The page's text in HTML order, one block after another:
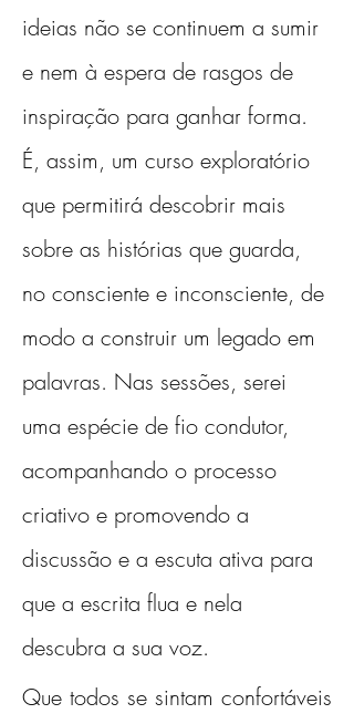
ideias não se continuem a sumir
e nem à espera de rasgos de
inspiração para ganhar forma.
É, assim, um curso exploratório
que permitirá descobrir mais
sobre as histórias que guarda,
no consciente e inconsciente, de
modo a construir um legado em
palavras. Nas sessões, serei
uma espécie de fio condutor,
acompanhando o processo
criativo e promovendo a
discussão e a escuta ativa para
que a escrita flua e nela
descubra a sua voz.
Que todos se sintam confortáveis